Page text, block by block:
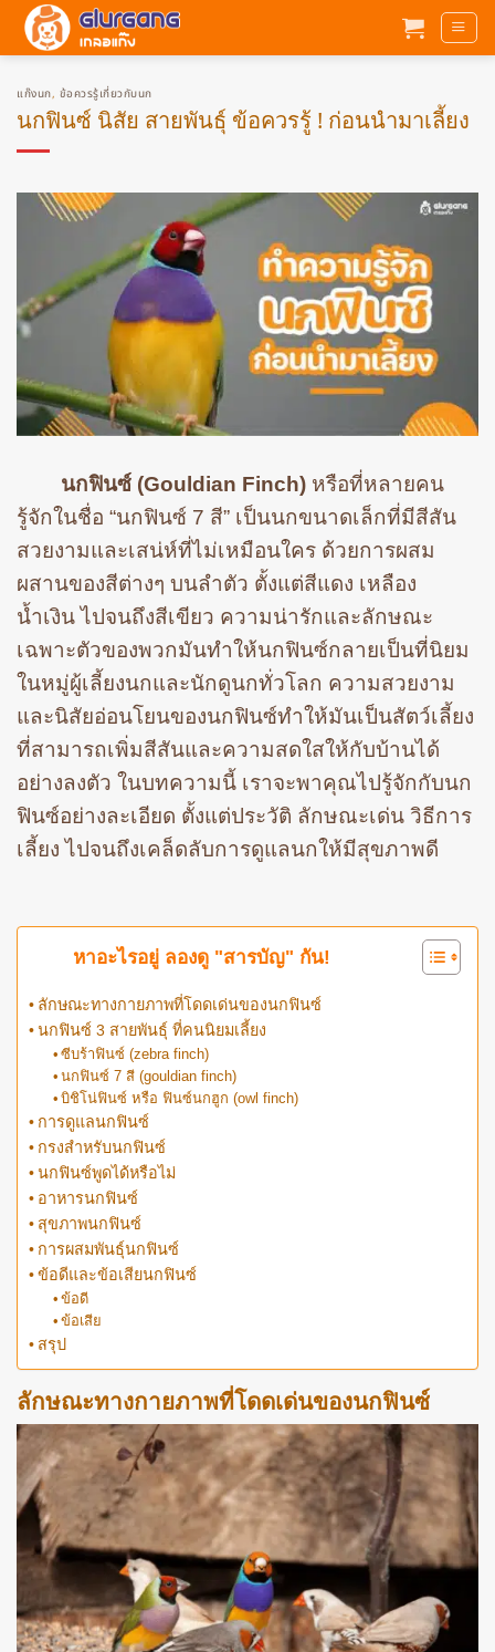
ข้าม
เนื้อหา
แก๊งนก, ข้อควรรู้เกี่ยวกับนก
นกฟินซ์ นิสัย สายพันธุ์ ข้อควรรู้ ! ก่อนนำมาเลี้ยง
นกฟินซ์ (Gouldian Finch) หรือที่หลายคน
รู้จักในชื่อ “นกฟินซ์ 7 สี” เป็นนกขนาดเล็กที่มีสีสัน
สวยงามและเสน่ห์ที่ไม่เหมือนใคร ด้วยการผสม
ผสานของสีต่างๆ บนลำตัว ตั้งแต่สีแดง เหลือง
น้ำเงิน ไปจนถึงสีเขียว ความน่ารักและลักษณะ
เฉพาะตัวของพวกมันทำให้นกฟินซ์กลายเป็นที่นิยม
ในหมู่ผู้เลี้ยงนกและนักดูนกทั่วโลก ความสวยงาม
และนิสัยอ่อนโยนของนกฟินซ์ทำให้มันเป็นสัตว์เลี้ยง
ที่สามารถเพิ่มสีสันและความสดใสให้กับบ้านได้
อย่างลงตัว ในบทความนี้ เราจะพาคุณไปรู้จักกับนก
ฟินซ์อย่างละเอียด ตั้งแต่ประวัติ ลักษณะเด่น วิธีการ
เลี้ยง ไปจนถึงเคล็ดลับการดูแลนกให้มีสุขภาพดี
หาอะไรอยู่ ลองดู "สารบัญ" กัน!
ลักษณะทางกายภาพที่โดดเด่นของนกฟินซ์
นกฟินซ์ 3 สายพันธุ์ ที่คนนิยมเลี้ยง
ซีบร้าฟินซ์ (zebra finch)
นกฟินซ์ 7 สี (gouldian finch)
บิชิโน่ฟินซ์ หรือ ฟินซ์นกฮูก (owl finch)
การดูแลนกฟินซ์
กรงสำหรับนกฟินซ์
นกฟินซ์พูดได้หรือไม่
อาหารนกฟินซ์
สุขภาพนกฟินซ์
การผสมพันธุ์นกฟินซ์
ข้อดีและข้อเสียนกฟินซ์
ข้อดี
ข้อเสีย
สรุป
ลักษณะทางกายภาพที่โดดเด่นของนกฟินซ์